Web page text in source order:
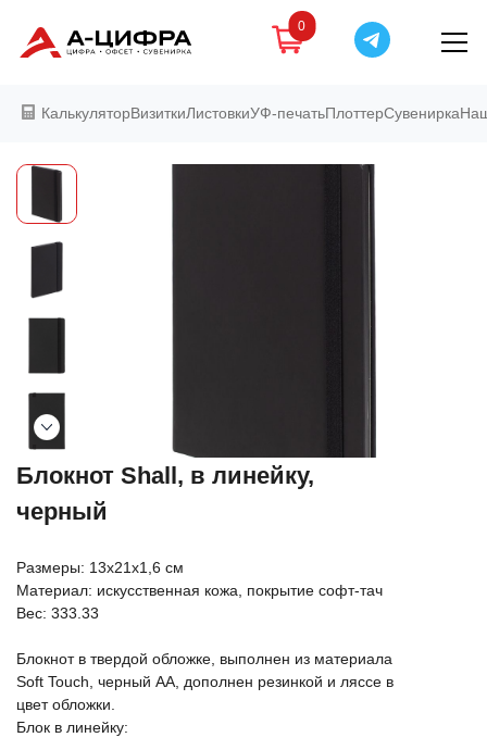
0
КалькуляторВизиткиЛистовкиУФ-печатьПлоттерСувенирка
Блокнот Shall, в линейку,
черный
Размеры: 13х21х1,6 см
Материал: искусственная кожа, покрытие софт-тач
Вес: 333.33
Блокнот в твердой обложке, выполнен из материала
Soft Touch, черный АА, дополнен резинкой и ляссе в
цвет обложки.
Блок в линейку: